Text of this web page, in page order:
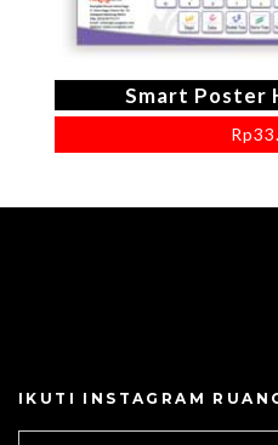
Smart Poster
Rp
IKUTI INSTAGRAM